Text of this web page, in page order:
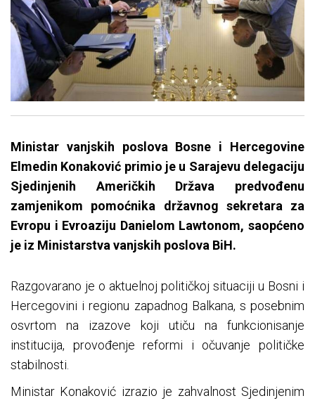
Ministar vanjskih poslova Bosne i Hercegovine
Elmedin Konaković primio je u Sarajevu delegaciju
Sjedinjenih Američkih Država predvođenu
zamjenikom pomoćnika državnog sekretara za
Evropu i Evroaziju Danielom Lawtonom, saopćeno
je iz Ministarstva vanjskih poslova BiH.
Razgovarano je o aktuelnoj političkoj situaciji u Bosni i
Hercegovini i regionu zapadnog Balkana, s posebnim
osvrtom na izazove koji utiču na funkcionisanje
institucija, provođenje reformi i očuvanje političke
stabilnosti.
Ministar Konaković izrazio je zahvalnost Sjedinjenim